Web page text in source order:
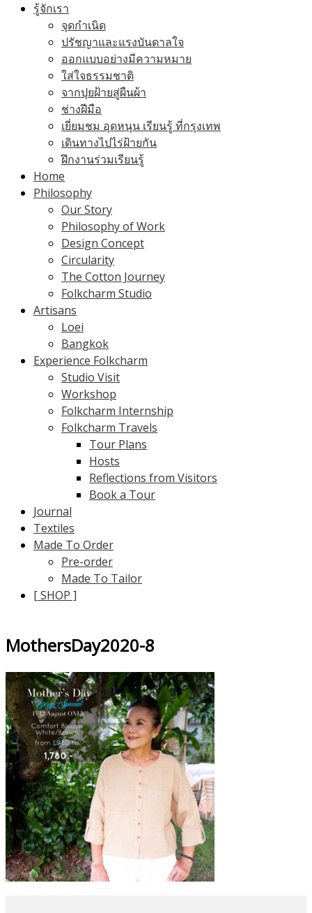
รู้จักเรา
จุดกำเนิด
ปรัชญาและแรงบันดาลใจ
ออกแบบอย่างมีความหมาย
ใส่ใจธรรมชาติ
จากปุยฝ้ายสู่ผืนผ้า
ช่างฝีมือ
เยี่ยมชม อุดหนุน เรียนรู้ ที่กรุงเทพ
เดินทางไปไร่ฝ้ายกัน
ฝึกงานร่วมเรียนรู้
Home
Philosophy
Our Story
Philosophy of Work
Design Concept
Circularity
The Cotton Journey
Folkcharm Studio
Artisans
Loei
Bangkok
Experience Folkcharm
Studio Visit
Workshop
Folkcharm Internship
Folkcharm Travels
Tour Plans
Hosts
Reflections from Visitors
Book a Tour
Journal
Textiles
Made To Order
Pre-order
Made To Tailor
[ SHOP ]
MothersDay2020-8